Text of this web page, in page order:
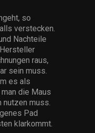
so
verstecken.
Nachteile
raus,
sein muss.
es als
die Maus
nutzen muss.
Pad
klarkommt.